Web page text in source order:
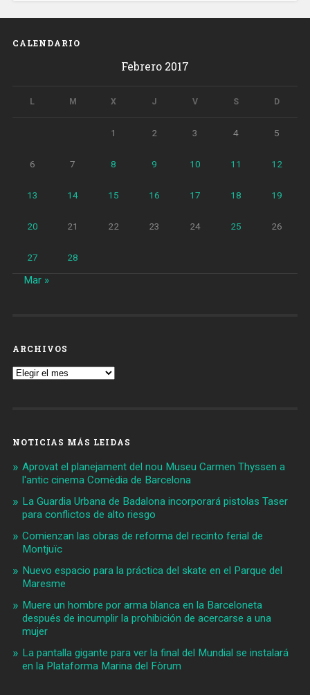
CALENDARIO
Febrero 2017
L M X J V S D
1 2 3 4 5
6 7 8 9 10 11 12
13 14 15 16 17 18 19
20 21 22 23 24 25 26
27 28
Mar »
ARCHIVOS
Archivos
NOTICIAS MÁS LEIDAS
Aprovat el planejament del nou Museu Carmen Thyssen a
l'antic cinema Comèdia de Barcelona
La Guardia Urbana de Badalona incorporará pistolas Taser
para conflictos de alto riesgo
Comienzan las obras de reforma del recinto ferial de
Montjuïc
Nuevo espacio para la práctica del skate en el Parque del
Maresme
Muere un hombre por arma blanca en la Barceloneta
después de incumplir la prohibición de acercarse a una
mujer
La pantalla gigante para ver la final del Mundial se instalará
en la Plataforma Marina del Fòrum